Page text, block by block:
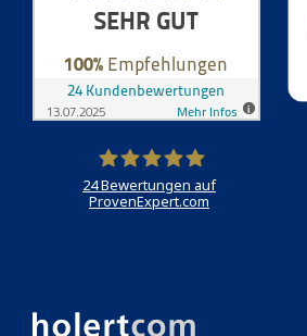
24Bewertungen auf
ProvenExpert.com